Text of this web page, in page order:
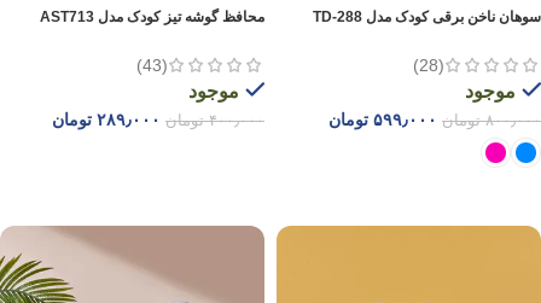
سوهان ناخن برقی کودک مدل TD-288
(28)
موجود
۸۰۰٫۰۰۰ تومان ۵۹۹٫۰۰۰ تومان
محافظ گوشه تیز کودک مدل AST713
(43)
موجود
۴۰۰٫۰۰۰ تومان ۲۸۹٫۰۰۰ تومان